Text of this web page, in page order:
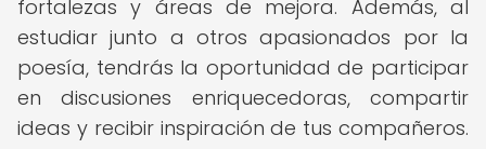
fortalezas y áreas de mejora. Además, al
estudiar junto a otros apasionados por la
poesía, tendrás la oportunidad de participar
en discusiones enriquecedoras, compartir
ideas y recibir inspiración de tus compañeros.